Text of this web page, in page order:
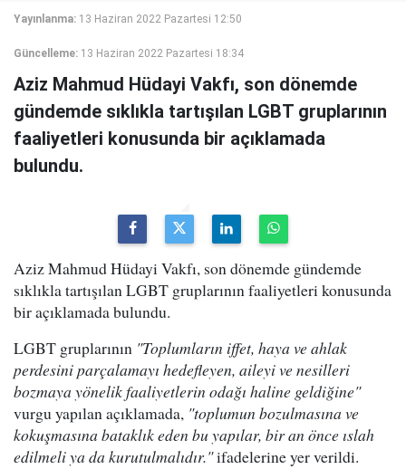
Yayınlanma: 13 Haziran 2022 Pazartesi 12:50
Güncelleme: 13 Haziran 2022 Pazartesi 18:34
Aziz Mahmud Hüdayi Vakfı, son dönemde
gündemde sıklıkla tartışılan LGBT gruplarının
faaliyetleri konusunda bir açıklamada
bulundu.
Aziz Mahmud Hüdayi Vakfı, son dönemde gündemde
sıklıkla tartışılan LGBT gruplarının faaliyetleri konusunda
bir açıklamada bulundu.
LGBT gruplarının "Toplumların iffet, haya ve ahlak
perdesini parçalamayı hedefleyen, aileyi ve nesilleri
bozmaya yönelik faaliyetlerin odağı haline geldiğine"
vurgu yapılan açıklamada, "toplumun bozulmasına ve
kokuşmasına bataklık eden bu yapılar, bir an önce ıslah
edilmeli ya da kurutulmalıdır."ifadelerine yer verildi.